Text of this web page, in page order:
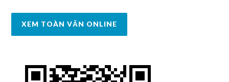
XEM TOÀN VĂN ONLINE